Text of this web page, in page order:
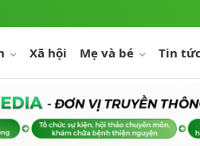
Xã hội Mẹ và bé Tin